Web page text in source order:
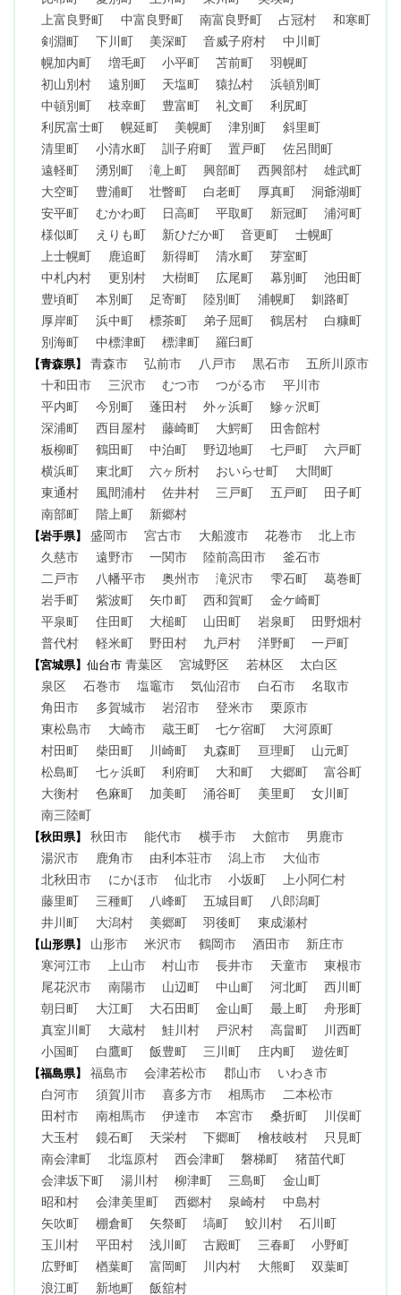
上富良野町
中富良野町 南富良野町 占冠村
和寒町
剣淵町
下川町 美深町 音威子府村
中川町
幌加内町
増毛町 小平町 苫前町
羽幌町
初山別村
遠別町 天塩町 猿払村
浜頓別町
中頓別町
枝幸町 豊富町 礼文町
利尻町
利尻富士町
幌延町 美幌町 津別町
斜里町
清里町
小清水町 訓子府町 置戸町
佐呂間町
遠軽町
湧別町 滝上町 興部町 西興部村
雄武町
大空町
豊浦町 壮瞥町 白老町 厚真町
洞爺湖町
安平町
むかわ町 日高町 平取町 新冠町
浦河町
様似町
えりも町 新ひだか町 音更町
士幌町
上士幌町
鹿追町 新得町 清水町
芽室町
中札内村
更別村 大樹町 広尾町 幕別町
池田町
豊頃町
本別町 足寄町 陸別町 浦幌町
釧路町
厚岸町
浜中町 標茶町 弟子屈町 鶴居村
白糠町
別海町
中標津町 標津町 羅臼町
【青森県】 青森市 弘前市 八戸市 黒石市
五所川原市
十和田市
三沢市 むつ市 つがる市
平川市
平内町
今別町 蓬田村 外ヶ浜町
鰺ヶ沢町
深浦町
西目屋村 藤崎町 大鰐町
田舎館村
板柳町
鶴田町 中泊町 野辺地町 七戸町
六戸町
横浜町
東北町 六ヶ所村 おいらせ町
大間町
東通村
風間浦村 佐井村 三戸町 五戸町
田子町
南部町
階上町 新郷村
【岩手県】 盛岡市 宮古市 大船渡市 花巻市
北上市
久慈市
遠野市 一関市 陸前高田市
釜石市
二戸市
八幡平市 奥州市 滝沢市 雫石町
葛巻町
岩手町
紫波町 矢巾町 西和賀町
金ケ崎町
平泉町
住田町 大槌町 山田町 岩泉町
田野畑村
普代村
軽米町 野田村 九戸村 洋野町 一戸町
【宮城県】 仙台市 青葉区 宮城野区 若林区
太白区
泉区
石巻市 塩竈市 気仙沼市 白石市
名取市
角田市
多賀城市 岩沼市 登米市
栗原市
東松島市
大崎市 蔵王町 七ケ宿町
大河原町
村田町
柴田町 川崎町 丸森町 亘理町
山元町
松島町
七ヶ浜町 利府町 大和町 大郷町
富谷町
大衡村
色麻町 加美町 涌谷町 美里町
女川町
南三陸町
【秋田県】 秋田市 能代市 横手市 大館市
男鹿市
湯沢市
鹿角市 由利本荘市 潟上市
大仙市
北秋田市
にかほ市 仙北市 小坂町
上小阿仁村
藤里町
三種町 八峰町 五城目町
八郎潟町
井川町
大潟村 美郷町 羽後町 東成瀬村
【山形県】 山形市 米沢市 鶴岡市 酒田市
新庄市
寒河江市
上山市 村山市 長井市 天童市
東根市
尾花沢市
南陽市 山辺町 中山町 河北町
西川町
朝日町
大江町 大石田町 金山町 最上町
舟形町
真室川町
大蔵村 鮭川村 戸沢村 高畠町
川西町
小国町
白鷹町 飯豊町 三川町 庄内町 遊佐町
【福島県】 福島市 会津若松市 郡山市
いわき市
白河市
須賀川市 喜多方市 相馬市
二本松市
田村市
南相馬市 伊達市 本宮市 桑折町
川俣町
大玉村
鏡石町 天栄村 下郷町 檜枝岐村
只見町
南会津町
北塩原村 西会津町 磐梯町
猪苗代町
会津坂下町
湯川村 柳津町 三島町
金山町
昭和村
会津美里町 西郷村 泉崎村
中島村
矢吹町
棚倉町 矢祭町 塙町 鮫川村
石川町
玉川村
平田村 浅川町 古殿町 三春町
小野町
広野町
楢葉町 富岡町 川内村 大熊町
双葉町
浪江町
新地町 飯舘村